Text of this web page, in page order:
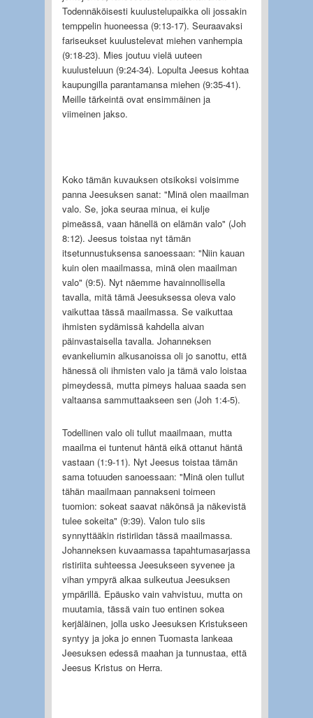
Todennäköisesti kuulustelupaikka oli jossakin
temppelin huoneessa (9:13-17). Seuraavaksi
fariseukset kuulustelevat miehen vanhempia
(9:18-23). Mies joutuu vielä uuteen
kuulusteluun (9:24-34). Lopulta Jeesus kohtaa
kaupungilla parantamansa miehen (9:35-41).
Meille tärkeintä ovat ensimmäinen ja
viimeinen jakso.
Koko tämän kuvauksen otsikoksi voisimme
panna Jeesuksen sanat: "Minä olen maailman
valo. Se, joka seuraa minua, ei kulje
pimeässä, vaan hänellä on elämän valo" (Joh
8:12). Jeesus toistaa nyt tämän
itsetunnustuksensa sanoessaan: "Niin kauan
kuin olen maailmassa, minä olen maailman
valo" (9:5). Nyt näemme havainnollisella
tavalla, mitä tämä Jeesuksessa oleva valo
vaikuttaa tässä maailmassa. Se vaikuttaa
ihmisten sydämissä kahdella aivan
päinvastaisella tavalla. Johanneksen
evankeliumin alkusanoissa oli jo sanottu, että
hänessä oli ihmisten valo ja tämä valo loistaa
pimeydessä, mutta pimeys haluaa saada sen
valtaansa sammuttaakseen sen (Joh 1:4-5).
Todellinen valo oli tullut maailmaan, mutta
maailma ei tuntenut häntä eikä ottanut häntä
vastaan (1:9-11). Nyt Jeesus toistaa tämän
sama totuuden sanoessaan: "Minä olen tullut
tähän maailmaan pannakseni toimeen
tuomion: sokeat saavat näkönsä ja näkevistä
tulee sokeita" (9:39). Valon tulo siis
synnyttääkin ristiriidan tässä maailmassa.
Johanneksen kuvaamassa tapahtumasarjassa
ristiriita suhteessa Jeesukseen syvenee ja
vihan ympyrä alkaa sulkeutua Jeesuksen
ympärillä. Epäusko vain vahvistuu, mutta on
muutamia, tässä vain tuo entinen sokea
kerjäläinen, jolla usko Jeesuksen Kristukseen
syntyy ja joka jo ennen Tuomasta lankeaa
Jeesuksen edessä maahan ja tunnustaa, että
Jeesus Kristus on Herra.